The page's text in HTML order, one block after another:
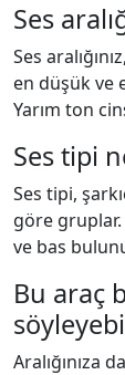
Ses
Ses
en düşük ve
Yarım ton
Ses tipi
Ses tipi,
göre
ve bas
Bu araç
Aralığınıza